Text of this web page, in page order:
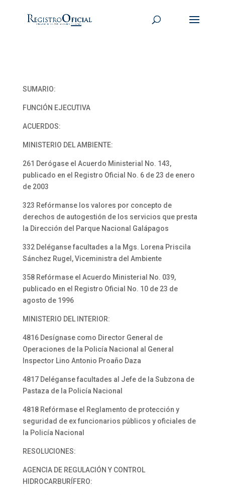
SUMARIO:
FUNCIÓN EJECUTIVA
ACUERDOS:
MINISTERIO DEL AMBIENTE:
261 Derógase el Acuerdo Ministerial No. 143,
publicado en el Registro Oficial No. 6 de 23 de enero
de 2003
323 Refórmanse los valores por concepto de
derechos de autogestión de los servicios que presta
la Dirección del Parque Nacional Galápagos
332 Deléganse facultades a la Mgs. Lorena Priscila
Sánchez Rugel, Viceministra del Ambiente
358 Refórmase el Acuerdo Ministerial No. 039,
publicado en el Registro Oficial No. 10 de 23 de
agosto de 1996
MINISTERIO DEL INTERIOR:
4816 Desígnase como Director General de
Operaciones de la Policía Nacional al General
Inspector Lino Antonio Proaño Daza
4817 Deléganse facultades al Jefe de la Subzona de
Pastaza de la Policía Nacional
4818 Refórmase el Reglamento de protección y
seguridad de ex funcionarios públicos y oficiales de
la Policía Nacional
RESOLUCIONES:
AGENCIA DE REGULACIÓN Y CONTROL
HIDROCARBURÍFERO: